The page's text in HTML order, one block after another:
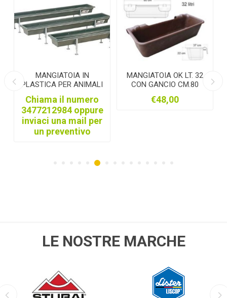
MANGIATOIA IN
PLASTICA PER ANIMALI
0,45 x 2 MT.
Chiama il numero
3477212984 oppure
inviaci una mail per
un preventivo
MANGIATOIA OK LT. 32
CON GANCIO CM.80
€48,00
LE NOSTRE MARCHE